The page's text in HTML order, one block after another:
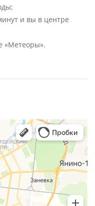
и вы в центре
«Метеоры».
мест